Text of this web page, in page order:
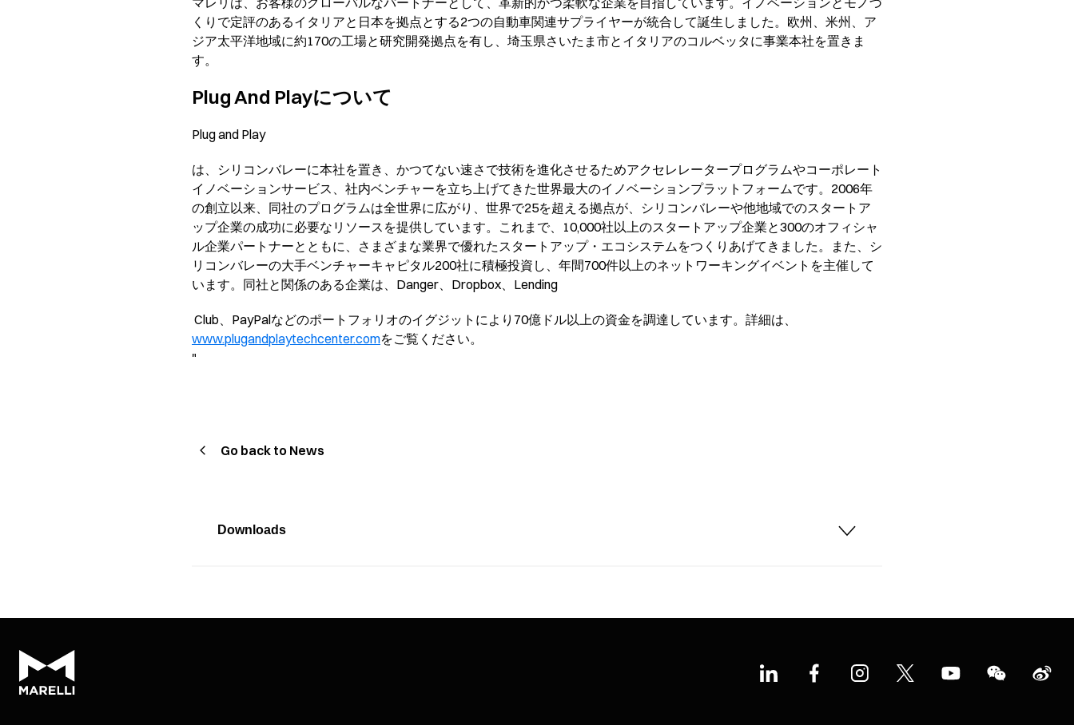
くりで定評のあるイタリアと日本を拠点とする2つの自動車関連サプライヤーが統合して誕生しました。欧州、米州、ア
ジア太平洋地域に約170の工場と研究開発拠点を有し、埼玉県さいたま市とイタリアのコルベッタに事業本社を置きま
す。
Plug And Playについて
Plug and Play
は、シリコンバレーに本社を置き、かつてない速さで技術を進化させるためアクセレレータープログラムやコーポレート
イノベーションサービス、社内ベンチャーを立ち上げてきた世界最大のイノベーションプラットフォームです。2006年
の創立以来、同社のプログラムは全世界に広がり、世界で25を超える拠点が、シリコンバレーや他地域でのスタートア
ップ企業の成功に必要なリソースを提供しています。これまで、10,000社以上のスタートアップ企業と300のオフィシャ
ル企業パートナーとともに、さまざまな業界で優れたスタートアップ・エコシステムをつくりあげてきました。また、シ
リコンバレーの大手ベンチャーキャピタル200社に積極投資し、年間700件以上のネットワーキングイベントを主催して
います。同社と関係のある企業は、Danger、Dropbox、Lending
Club、PayPalなどのポートフォリオのイグジットにより70億ドル以上の資金を調達しています。詳細は、
www.plugandplaytechcenter.comをご覧ください。
"
Go back to News
Downloads